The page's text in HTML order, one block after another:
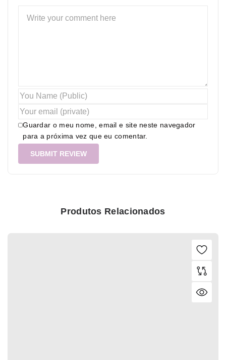
Guardar o meu nome, email e site neste navegador
para a próxima vez que eu comentar.
Produtos Relacionados